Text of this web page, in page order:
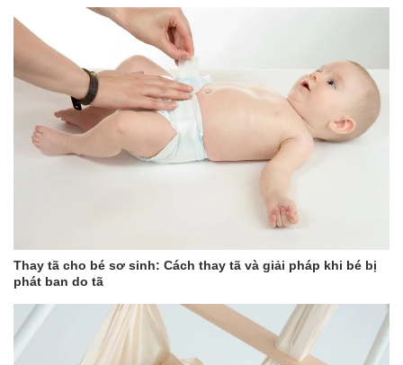
⭐️⭐️⭐️⭐️⭐️ (5/5)
Tã Merries Size L dán và quần nhận được nhiều đánh giá tích
cực từ các bà mẹ nhờ những ưu điểm nổi bật:
Mềm mại và thoáng khí:
Chất liệu vải không dệt cao cấp
mang lại sự êm ái cho làn da nhạy cảm của bé.
Thấm hút vượt trội: Lõi thấm hút siêu nhanh và giữ khô
ráo lên đến 12 giờ.
quần tiện lợi giúp tã luôn ôm sát vừa vặn mà không gây
hăm tã.
🌟 Cách sử dụng
Tã Merries Size L Dán:
Thay tã cho bé sơ sinh: Cách thay tã và giải pháp khi bé bị
phát ban do tã